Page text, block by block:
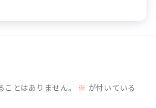
とはありません。 ※ が付いている